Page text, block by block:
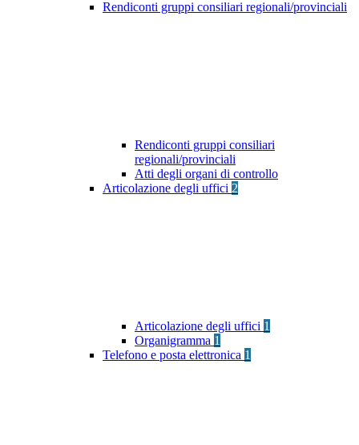
Rendiconti gruppi consiliari regionali/provinciali
Rendiconti gruppi consiliari
regionali/provinciali
Atti degli organi di controllo
Articolazione degli uffici 2
Articolazione degli uffici 1
Organigramma 1
Telefono e posta elettronica 1